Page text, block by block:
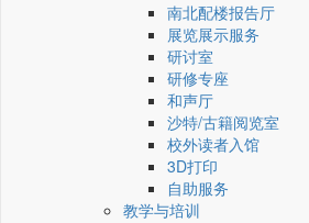
南北配楼报告厅
展览展示服务
研讨室
研修专座
和声厅
沙特/古籍阅览室
校外读者入馆
3D打印
自助服务
教学与培训